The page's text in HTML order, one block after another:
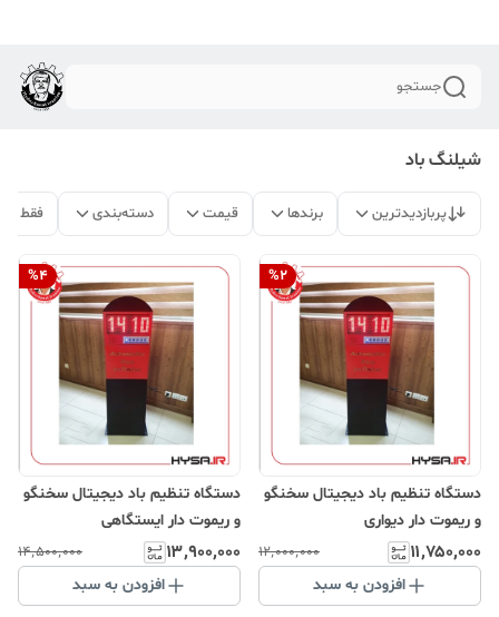
جستجو
شیلنگ باد
پربازدیدترین برندها قیمت دسته‌بندی فقط
%2
دستگاه تنظیم باد دیجیتال سخنگو
و ریموت دار دیواری
۱۱٬۷۵۰٬۰۰۰ ۱۲٬۰۰۰٬۰۰۰
افزودن به سبد
%4
دستگاه تنظیم باد دیجیتال سخنگو
و ریموت دار ایستگاهی
۱۳٬۹۰۰٬۰۰۰ ۱۴٬۵۰۰٬۰۰۰
افزودن به سبد